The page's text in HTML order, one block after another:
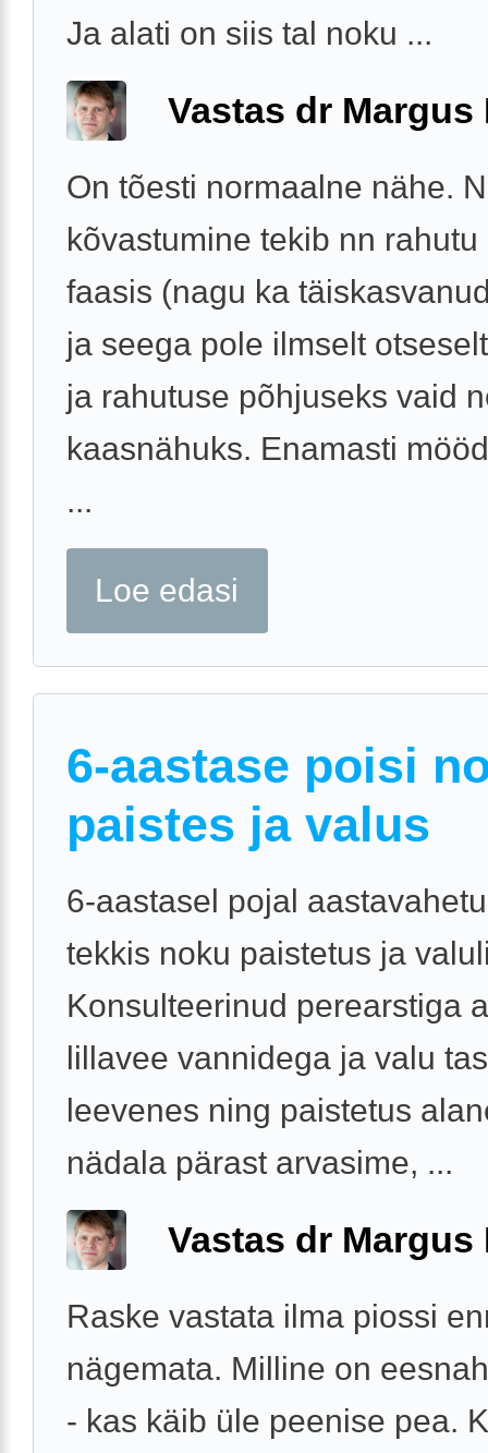
Ja alati on siis tal noku ...
Vastas dr Margus
On tõesti normaalne nähe.
kõvastumine tekib nn rahutu
faasis (nagu ka
ja seega pole ilmselt
ja rahutuse põhjuseks vaid
kaasnähuks. Enamasti
...
Loe edasi
6-aastase poisi
paistes ja valus
6-aastasel pojal
tekkis noku paistetus ja
Konsulteerinud perearstiga
lillavee vannidega ja valu
leevenes ning paistetus
nädala pärast arvasime, ...
Vastas dr Margus
Raske vastata ilma piossi
nägemata. Milline on
- kas käib üle peenise pea.